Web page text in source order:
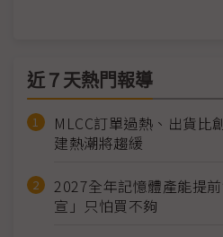
近７天熱門報導
MLCC訂單過熱、出貨
建熱潮將趨緩
2027全年記憶體產能提
宣」只怕買不夠